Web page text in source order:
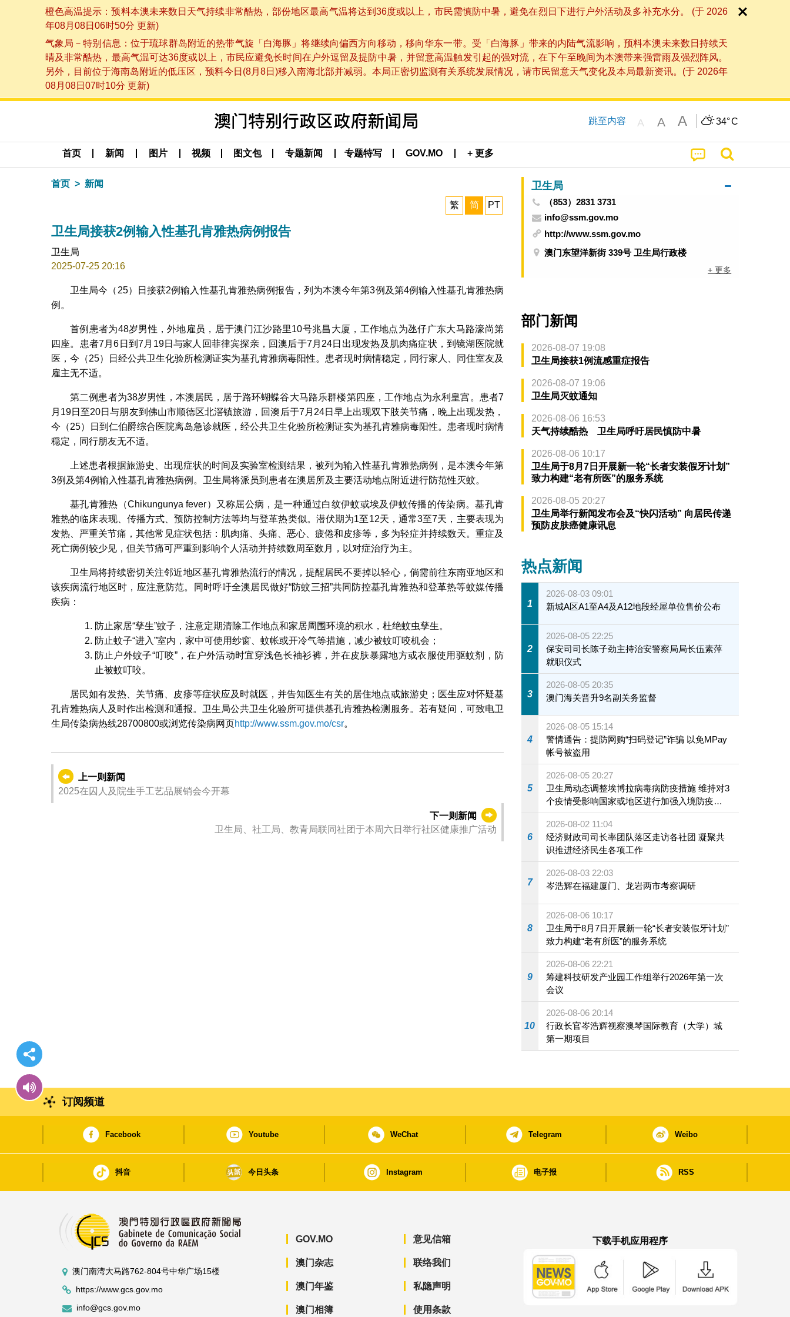
橙色高温提示：预料本澳未来数日天气持续非常酷热，部份地区最高气温将达到36度或以上，市民需慎防中暑，避免在烈日下进行户外活动及多补充水分。 (于 2026
年08月08日06时50分 更新)
气象局－特别信息：位于琉球群岛附近的热带气旋「白海豚」将继续向偏西方向移动，移向华东一带。受「白海豚」带来的内陆气流影响，预料本澳未来数日持续天
晴及非常酷热，最高气温可达36度或以上，市民应避免长时间在户外逗留及提防中暑，并留意高温触发引起的强对流，在下午至晚间为本澳带来强雷雨及强烈阵风。
另外，目前位于海南岛附近的低压区，预料今日(8月8日)移入南海北部并减弱。本局正密切监测有关系统发展情况，请市民留意天气变化及本局最新资讯。(于 2026年
08月08日07时10分 更新)
跳至内容 A A A 34°C
首页 新闻 图片 视频 图文包 专题新闻 专题特写 GOV.MO + 更多
首页 新闻
繁 简 PT
卫生局接获2例输入性基孔肯雅热病例报告
卫生局
2025-07-25 20:16
卫生局今（25）日接获2例输入性基孔肯雅热病例报告，列为本澳今年第3例及第4例输入性基孔肯雅热病
例。
首例患者为48岁男性，外地雇员，居于澳门江沙路里10号兆昌大厦，工作地点为氹仔广东大马路濠尚第
四座。患者7月6日到7月19日与家人回菲律宾探亲，回澳后于7月24日出现发热及肌肉痛症状，到镜湖医院就
医，今（25）日经公共卫生化验所检测证实为基孔肯雅病毒阳性。患者现时病情稳定，同行家人、同住室友及
雇主无不适。
第二例患者为38岁男性，本澳居民，居于路环蝴蝶谷大马路乐群楼第四座，工作地点为永利皇宫。患者7
月19日至20日与朋友到佛山市顺德区北滘镇旅游，回澳后于7月24日早上出现双下肢关节痛，晚上出现发热，
今（25）日到仁伯爵综合医院离岛急诊就医，经公共卫生化验所检测证实为基孔肯雅病毒阳性。患者现时病情
穏定，同行朋友无不适。
上述患者根据旅游史、出现症状的时间及实验室检测结果，被列为输入性基孔肯雅热病例，是本澳今年第
3例及第4例输入性基孔肯雅热病例。卫生局将派员到患者在澳居所及主要活动地点附近进行防范性灭蚊。
基孔肯雅热（Chikungunya fever）又称屈公病，是一种通过白纹伊蚊或埃及伊蚊传播的传染病。基孔肯
雅热的临床表现、传播方式、预防控制方法等均与登革热类似。潜伏期为1至12天，通常3至7天，主要表现为
发热、严重关节痛，其他常见症状包括：肌肉痛、头痛、恶心、疲倦和皮疹等，多为轻症并持续数天。重症及
死亡病例较少见，但关节痛可严重到影响个人活动并持续数周至数月，以对症治疗为主。
卫生局将持续密切关注邻近地区基孔肯雅热流行的情况，提醒居民不要掉以轻心，倘需前往东南亚地区和
该疾病流行地区时，应注意防范。同时呼吁全澳居民做好“防蚊三招”共同防控基孔肯雅热和登革热等蚊媒传播
疾病：
防止家居“孳生”蚊子，注意定期清除工作地点和家居周围环境的积水，杜绝蚊虫孳生。
防止蚊子“进入”室内，家中可使用纱窗、蚊帐或开冷气等措施，减少被蚊叮咬机会；
防止户外蚊子“叮咬”，在户外活动时宜穿浅色长袖衫裤，并在皮肤暴露地方或衣服使用驱蚊剂，防
止被蚊叮咬。
居民如有发热、关节痛、皮疹等症状应及时就医，并告知医生有关的居住地点或旅游史；医生应对怀疑基
孔肯雅热病人及时作出检测和通报。卫生局公共卫生化验所可提供基孔肯雅热检测服务。若有疑问，可致电卫
生局传染病热线28700800或浏览传染病网页http://www.ssm.gov.mo/csr。
上一则新闻
2025在囚人及院生手工艺品展销会今开幕
下一则新闻
卫生局、社工局、教青局联同社团于本周六日举行社区健康推广活动
卫生局
（853）2831 3731
info@ssm.gov.mo
http://www.ssm.gov.mo
澳门东望洋新街 339号 卫生局行政楼
+ 更多
部门新闻
2026-08-07 19:08
卫生局接获1例流感重症报告
2026-08-07 19:06
卫生局灭蚊通知
2026-08-06 16:53
天气持续酷热 卫生局呼吁居民慎防中暑
2026-08-06 10:17
卫生局于8月7日开展新一轮“长者安装假牙计划”
致力构建“老有所医”的服务系统
2026-08-05 20:27
卫生局举行新闻发布会及“快闪活动” 向居民传递
预防皮肤癌健康讯息
热点新闻
1
2026-08-03 09:01
新城A区A1至A4及A12地段经屋单位售价公布
2
2026-08-05 22:25
保安司司长陈子劲主持治安警察局局长伍素萍
就职仪式
3
2026-08-05 20:35
澳门海关晋升9名副关务监督
4
2026-08-05 15:14
警情通告：提防网购“扫码登记”诈骗 以免MPay
帐号被盗用
5
2026-08-05 20:27
卫生局动态调整埃博拉病毒病防疫措施 维持对3
个疫情受影响国家或地区进行加强入境防疫措
施
6
2026-08-02 11:04
经济财政司司长率团队落区走访各社团 凝聚共
识推进经济民生各项工作
7
2026-08-03 22:03
岑浩辉在福建厦门、龙岩两市考察调研
8
2026-08-06 10:17
卫生局于8月7日开展新一轮“长者安装假牙计划”
致力构建“老有所医”的服务系统
9
2026-08-06 22:21
筹建科技研发产业园工作组举行2026年第一次
会议
10
2026-08-06 20:14
行政长官岑浩辉视察澳琴国际教育（大学）城
第一期项目
订阅频道
Facebook Youtube WeChat Telegram Weibo
抖音 今日头条 Instagram 电子报 RSS
澳门南湾大马路762-804号中华广场15楼
https://www.gcs.gov.mo
info@gcs.gov.mo
GOV.MO
澳门杂志
澳门年鉴
澳门相簿
意见信箱
联络我们
私隐声明
使用条款
下载手机应用程序